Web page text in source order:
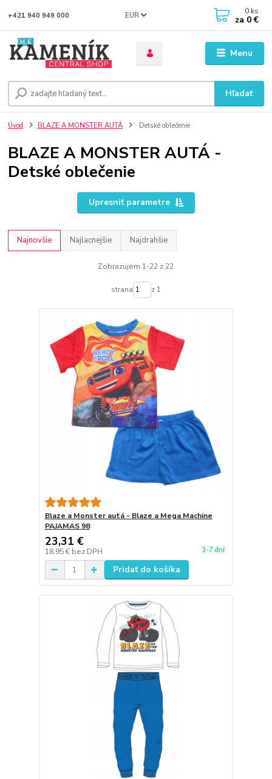
Menu
EUR
Hľadať
+421 940 949 000 0 ks
za 0 €
Úvod BLAZE A MONSTER AUTÁ Detské oblečenie
BLAZE A MONSTER AUTÁ -
Detské oblečenie
Upresniť parametre
Najnovšie Najlacnejšie Najdrahšie
Zobrazujem 1-22 z 22
strana z 1
Blaze a Monster autá - Blaze a Mega Machine
PAJAMAS 98
23,31 €
18,95 € bez DPH 3-7 dní
Pridať do košíka